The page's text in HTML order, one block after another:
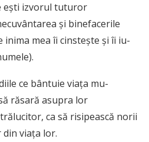
ești iz­vo­rul tutu­ror
și binefacerile
inima mea îi cinstește și îi iu­
ce bân­tuie viața mu­
răsară asupra lor
ca să risipească norii
viața lor.